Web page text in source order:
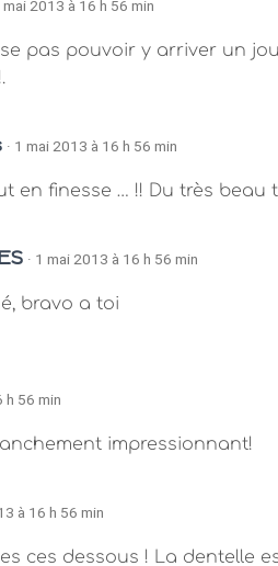
mai 2013 à 16 h 56 min
pas pouvoir y arriver un
· 1 mai 2013 à 16 h 56 min
en finesse … !! Du très beau
· 1 mai 2013 à 16 h 56 min
bravo a toi
h 56 min
impressionnant!
à 16 h 56 min
ces dessous ! La dentelle